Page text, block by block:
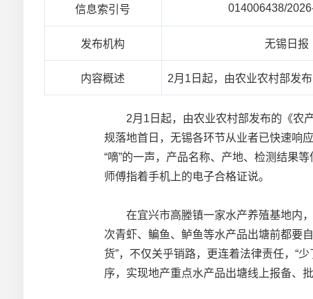
信息索引号 014006438/
发布机构 无锡日报
内容概述 2月1日起，由农业农村部发
2月1日起，由农业农村部发布的《农产
规落地首日，无锡各环节从业者已快速响
“嘀”的一声，产品名称、产地、检测结果
师傅指着手机上的电子合格证说。
在宜兴市高塍镇一家水产养殖基地内，
次青虾、鳊鱼、鲈鱼等水产品出塘前都要
货”，不仅关乎销路，更连着法律责任，“
序，实现地产重点水产品出塘线上报备、